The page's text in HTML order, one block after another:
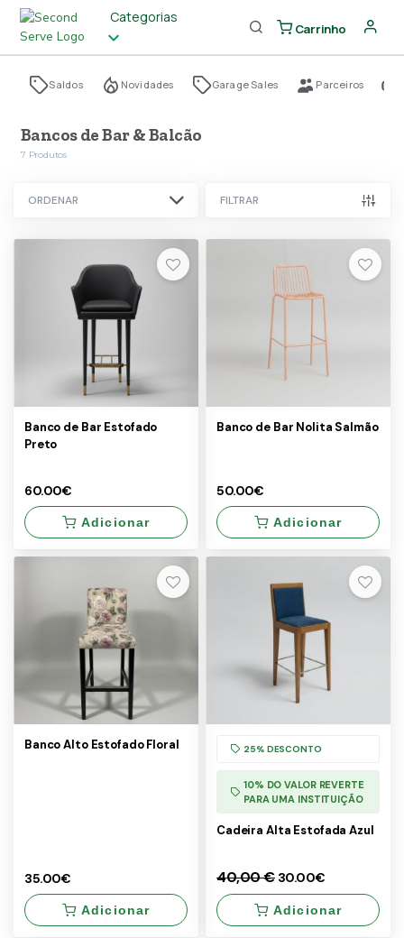
Categorias
Carrinho
Saldos Novidades Garage Sales Parceiros
Bancos de Bar & Balcão
7 Produtos
ORDENAR FILTRAR
Banco de Bar Estofado
Preto
60.00€
60.00€
Adicionar
Banco de Bar Nolita Salmão
50.00€
50.00€
Adicionar
Banco Alto Estofado Floral
35.00€
Adicionar
25% DESCONTO
10% DO VALOR REVERTE
PARA UMA INSTITUIÇÃO
Cadeira Alta Estofada Azul
40,00 € 30.00€
Adicionar